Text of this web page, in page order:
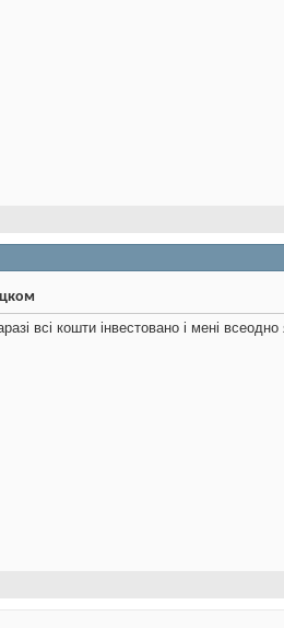
всі кошти інвестовано і мені всеодно